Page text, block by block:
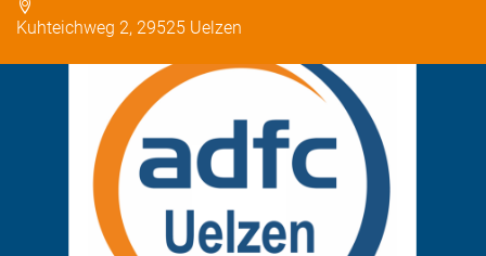
Kuhteichweg 2, 29525 Uelzen